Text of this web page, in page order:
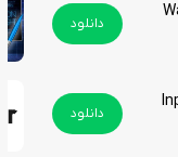
این برنامه با امکانات
به شکلی واضح و دقیق
دانلود
دانلود